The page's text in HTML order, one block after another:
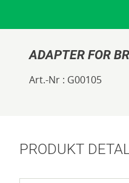
ADAPTER FOR
Art.-Nr : G00105
PRODUKT